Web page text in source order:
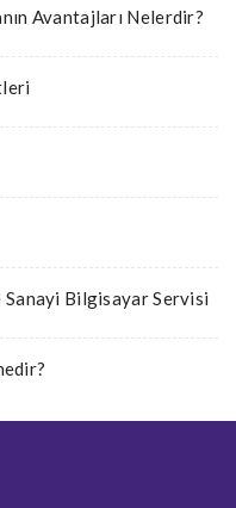
Avantajları Nelerdir?
Bilgisayar Servisi